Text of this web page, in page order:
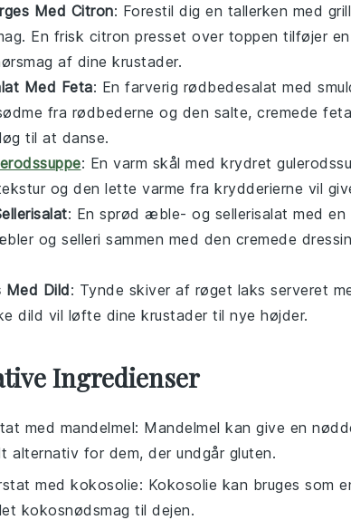
Med Citron: Forestil dig en tallerken med
En frisk citron presset over toppen tilføjer
af dine krustader.
Med Feta: En farverig rødbedesalat med
fra rødbederne og den salte, cremede feta
til at danse.
: En varm skål med krydret
og den lette varme fra krydderierne vil
: En sprød æble- og sellerisalat med en
og selleri sammen med den cremede
Med Dild: Tynde skiver af røget laks serveret
dild vil løfte dine krustader til nye højder.
Ingredienser
med mandelmel: Mandelmel kan give en
alternativ for dem, der undgår gluten.
med kokosolie: Kokosolie kan bruges som
kokosnødsmag til dejen.